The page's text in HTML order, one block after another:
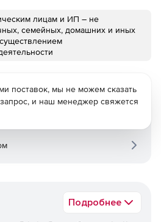
лицам и ИП – не
семейных, домашних и иных
Подробнее
поставок, мы не можем сказать
и наш менеджер свяжется